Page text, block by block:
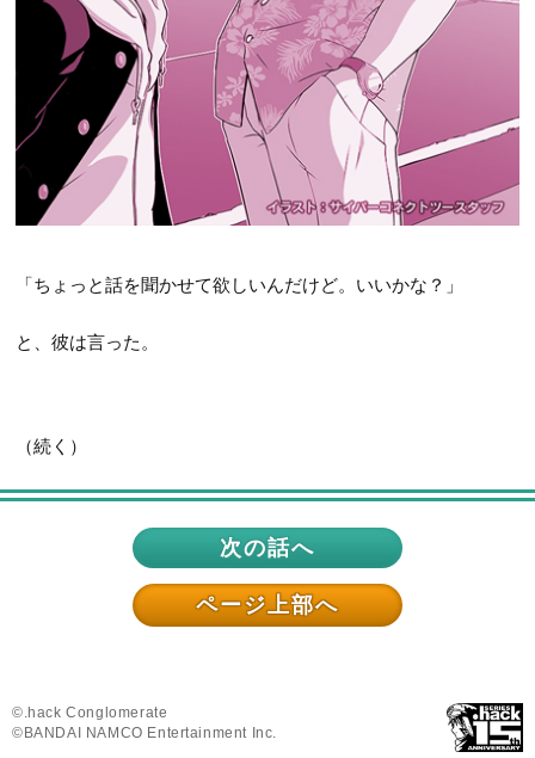
「ちょっと話を聞かせて欲しいんだけど。いいかな？」
と、彼は言った。
（続く）
次の話へ
ページ上部へ
©.hack Conglomerate
©BANDAI NAMCO Entertainment Inc.